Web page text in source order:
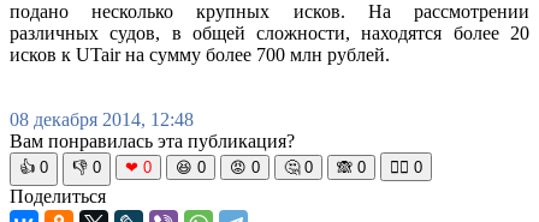
подано несколько крупных исков. На рассмотрении
различных судов, в общей сложности, находятся более 20
исков к UTair на сумму более 700 млн рублей.
08 декабря 2014, 12:48
Вам понравилась эта публикация?
👍 0 👎 0 ❤ 0 😆 0 😡 0 🤔 0 🙈 0 🧘‍♀️ 0
Поделиться